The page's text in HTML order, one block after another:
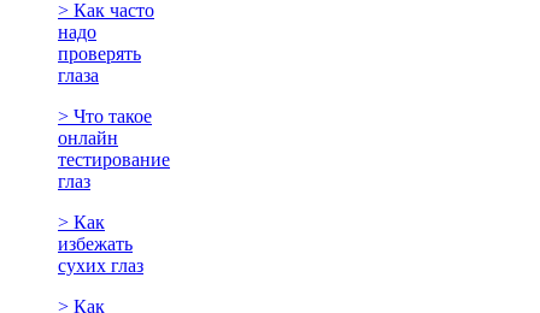
> Как часто
надо
проверять
глаза
> Что такое
онлайн
тестирование
глаз
> Как
избежать
сухих глаз
> Как